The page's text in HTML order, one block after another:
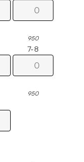
950
7-8
950